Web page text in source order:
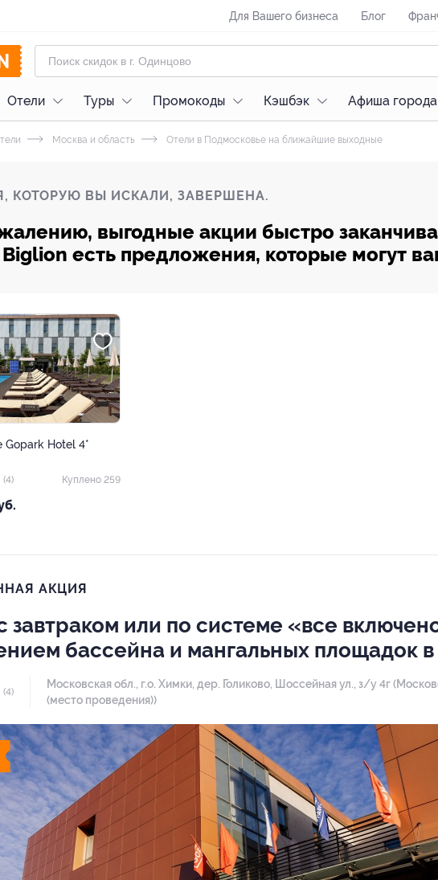
Для Вашего бизнеса Блог
Отели Туры Промокоды Кэшбэк Афиша города
Москва и область Отели в Подмосковье на ближайшие выходные
КОТОРУЮ ВЫ ИСКАЛИ, ЗАВЕРШЕНА.
выгодные акции быстро
есть предложения, которые могут
Gopark Hotel 4*
(4) Куплено 259
АКЦИЯ
завтраком или по системе «все
бассейна и мангальных площадок в
(4)
Московская обл., г.о. Химки, дер. Голиково, ​Шоссейная ул., з/у 4г
(место проведения))